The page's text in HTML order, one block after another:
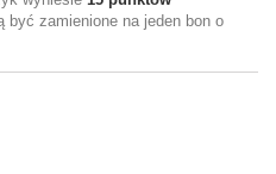
być zamienione na jeden bon o